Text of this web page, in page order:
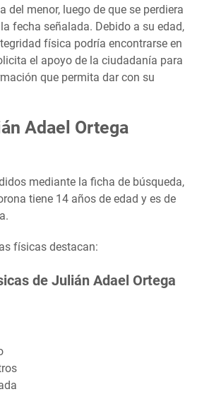
del menor, luego de que se perdiera
fecha señalada. Debido a su edad,
física podría encontrarse en
el apoyo de la ciudadanía para
que permita dar con su
Adael Ortega
mediante la ficha de búsqueda,
tiene 14 años de edad y es de
físicas destacan:
de Julián Adael Ortega